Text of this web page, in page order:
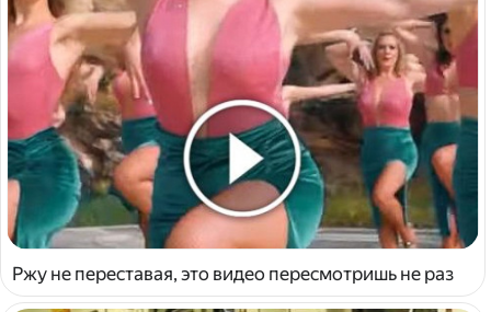
Ржу не переставая, это видео пересмотришь не раз